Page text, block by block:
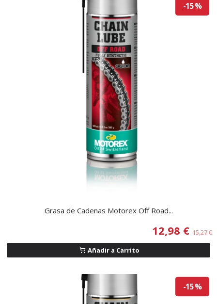
-15 %
Grasa de Cadenas Motorex Off Road...
12,98 € 15,27 €
Añadir a Carrito
-15 %